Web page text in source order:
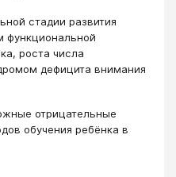
стадии развития
функциональной
роста числа
дефицита внимания
отрицательные
обучения ребёнка в